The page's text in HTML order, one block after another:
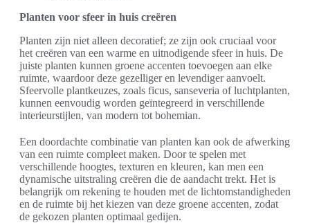
Planten voor sfeer in huis creëren
Planten zijn niet alleen decoratief; ze zijn ook cruciaal voor
het creëren van een warme en uitnodigende sfeer in huis. De
juiste planten kunnen groene accenten toevoegen aan elke
ruimte, waardoor deze gezelliger en levendiger aanvoelt.
Sfeervolle plantkeuzes, zoals ficus, sanseveria of luchtplanten,
kunnen eenvoudig worden geïntegreerd in verschillende
interieurstijlen, van modern tot bohemian.
Een doordachte combinatie van planten kan ook de afwerking
van een ruimte compleet maken. Door te spelen met
verschillende hoogtes, texturen en kleuren, kan men een
dynamische uitstraling creëren die de aandacht trekt. Het is
belangrijk om rekening te houden met de lichtomstandigheden
en de ruimte bij het kiezen van deze groene accenten, zodat
de gekozen planten optimaal gedijen.